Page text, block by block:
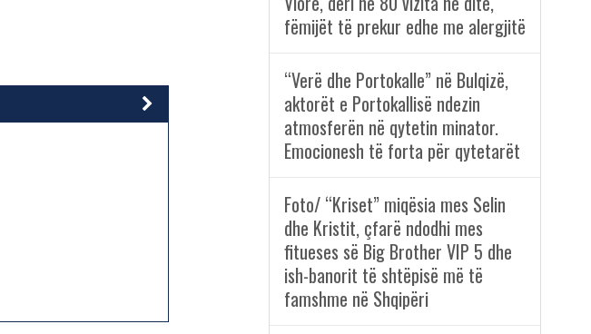
fëmijët të prekur edhe me alergjitë
“Verë dhe Portokalle” në Bulqizë,
aktorët e Portokallisë ndezin
atmosferën në qytetin minator.
Emocionesh të forta për qytetarët
Foto/ “Kriset” miqësia mes Selin
dhe Kristit, çfarë ndodhi mes
fitueses së Big Brother VIP 5 dhe
ish-banorit të shtëpisë më të
famshme në Shqipëri